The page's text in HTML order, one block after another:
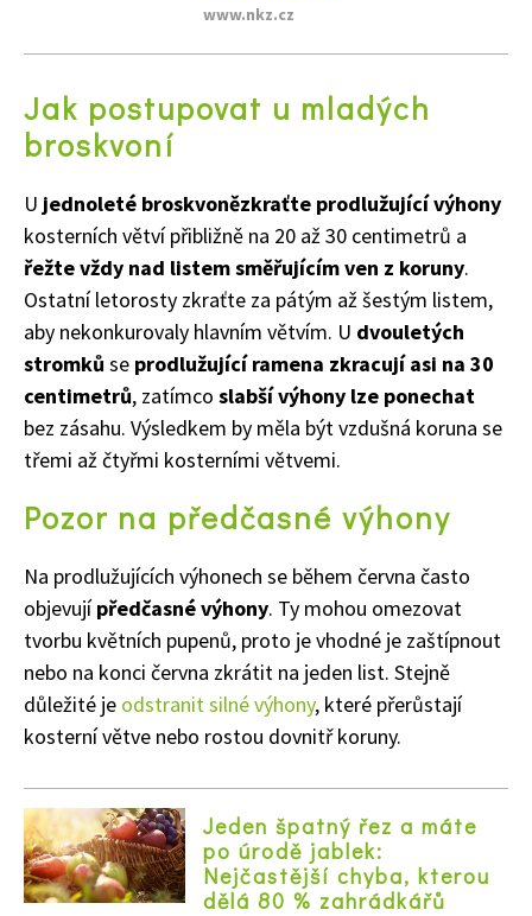
www.nkz.cz
Jak postupovat u mladých
broskvoní
U jednoleté broskvonězkraťte prodlužující výhony
kosterních větví přibližně na 20 až 30 centimetrů a
řežte vždy nad listem směřujícím ven z koruny.
Ostatní letorosty zkraťte za pátým až šestým listem,
aby nekonkurovaly hlavním větvím. U dvouletých
stromků se prodlužující ramena zkracují asi na 30
centimetrů, zatímco slabší výhony lze ponechat
bez zásahu. Výsledkem by měla být vzdušná koruna se
třemi až čtyřmi kosterními větvemi.
Pozor na předčasné výhony
Na prodlužujících výhonech se během června často
objevujípředčasné výhony. Ty mohou omezovat
tvorbu květních pupenů, proto je vhodné je zaštípnout
nebo na konci června zkrátit na jeden list. Stejně
důležité je odstranit silné výhony, které přerůstají
kosterní větve nebo rostou dovnitř koruny.
Jeden špatný řez a máte
po úrodě jablek:
Nejčastější chyba, kterou
dělá 80 % zahrádkářů